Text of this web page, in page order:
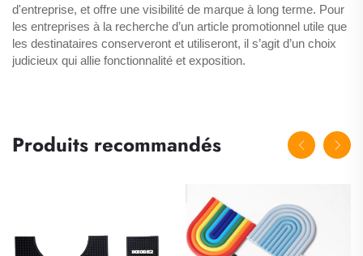
d'entreprise, et offre une visibilité de marque à long terme. Pour
les entreprises à la recherche d’un article promotionnel utile que
les destinataires conserveront et utiliseront, il s’agit d’un choix
judicieux qui allie fonctionnalité et exposition.
Produits recommandés